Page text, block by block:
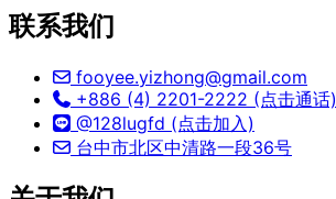
联系我们
fooyee.yizhong@gmail.com
+886 (4) 2201-2222 (点击通话)
@128lugfd (点击加入)
台中市北区中清路一段36号